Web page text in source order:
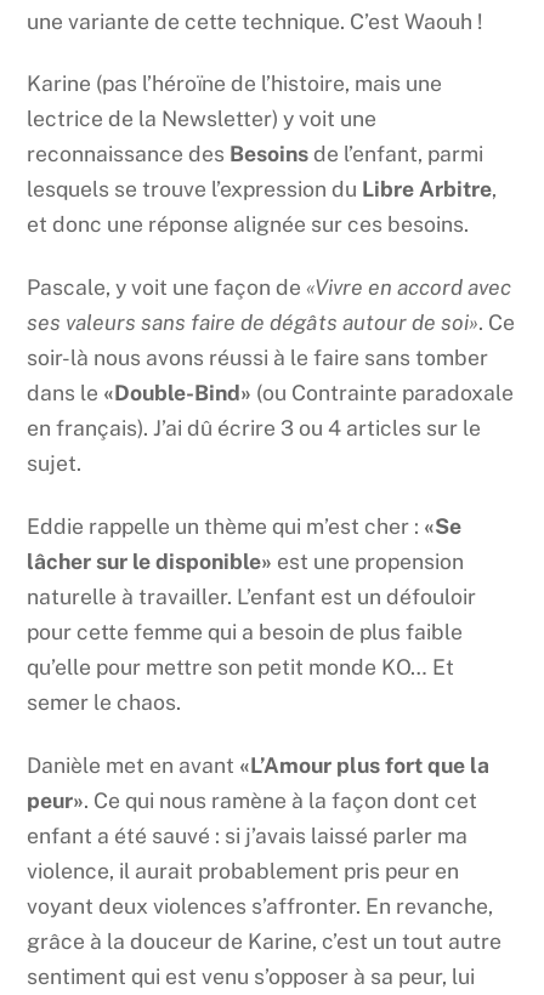
une variante de cette technique. C’est Waouh !
Karine (pas l’héroïne de l’histoire, mais une
lectrice de la Newsletter) y voit une
reconnaissance des Besoinsde l’enfant, parmi
lesquels se trouve l’expression du Libre Arbitre,
et donc une réponse alignée sur ces besoins.
Pascale, y voit une façon de «Vivre en accord avec
ses valeurs sans faire de dégâts autour de soi». Ce
soir-là nous avons réussi à le faire sans tomber
dans le «Double-Bind» (ou Contrainte paradoxale
en français). J’ai dû écrire 3 ou 4 articles sur le
sujet.
Eddie rappelle un thème qui m’est cher : «Se
lâcher sur le disponible» est une propension
naturelle à travailler. L’enfant est un défouloir
pour cette femme qui a besoin de plus faible
qu’elle pour mettre son petit monde KO… Et
semer le chaos.
Danièle met en avant «L’Amour plus fort que la
peur». Ce qui nous ramène à la façon dont cet
enfant a été sauvé : si j’avais laissé parler ma
violence, il aurait probablement pris peur en
voyant deux violences s’affronter. En revanche,
grâce à la douceur de Karine, c’est un tout autre
sentiment qui est venu s’opposer à sa peur, lui